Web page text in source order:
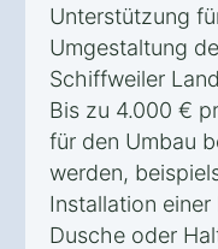
Unterstützung
Umgestaltung
Schiffweiler
Bis zu 4.000 €
für den Umbau
werden,
Installation einer
Dusche oder